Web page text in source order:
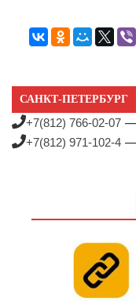
САНКТ-ПЕТЕРБУРГ
+7(812) 766-02-07 —
+7(812) 971-102-4 —